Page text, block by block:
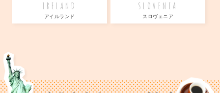
IRELAND
アイルランド
SLOVENIA
スロヴェニア